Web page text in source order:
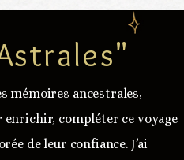
mémoires ancestrales,
compléter ce voyage
de leur confiance. J’ai